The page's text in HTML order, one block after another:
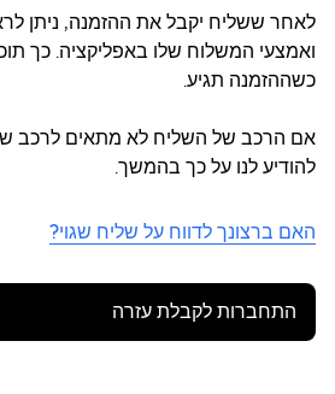
לאחר ששליח יקבל את ההזמנה, ניתן
ואמצעי המשלוח שלו באפליקציה. כך
כשההזמנה תגיע.
אם הרכב של השליח לא מתאים לרכב
להודיע לנו על כך בהמשך.
האם ברצונך לדווח על שליח שגוי?
התחברות לקבלת עזרה